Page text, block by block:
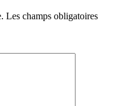
Les champs obligatoires